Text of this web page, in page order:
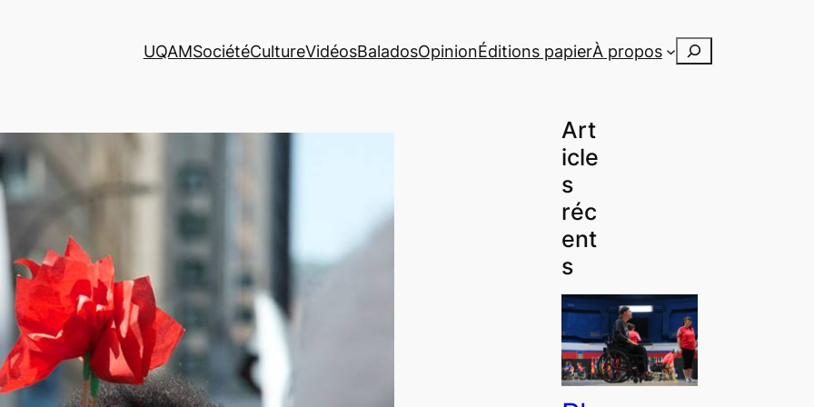
UQAMSociétéCultureVidéosBaladosOpinionÉditions papierÀ propos Rechercher
Art
icle
s
réc
ent
s